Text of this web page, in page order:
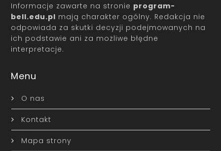
Informacje zawarte na stronie program-
bell.edu.pl mają charakter ogólny. Redakcja nie
odpowiada za skutki decyzji podejmowanych na
ich podstawie ani za możliwe błędne
interpretacje.
Menu
O nas
Kontakt
Mapa strony